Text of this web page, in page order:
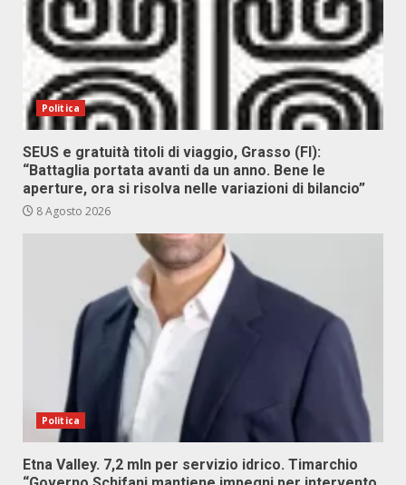
Politica
SEUS e gratuità titoli di viaggio, Grasso (FI):
“Battaglia portata avanti da un anno. Bene le
aperture, ora si risolva nelle variazioni di bilancio”
8 Agosto 2026
Politica
Etna Valley. 7,2 mln per servizio idrico. Timarchio